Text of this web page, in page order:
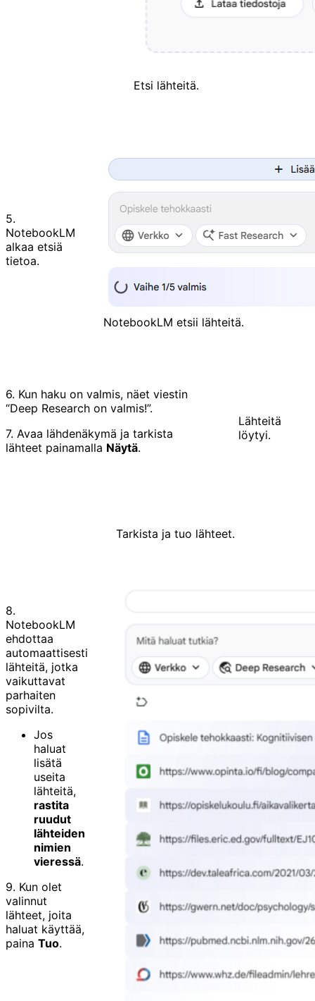
Etsi lähteitä.
5.
NotebookLM
alkaa etsiä
tietoa.
NotebookLM etsii lähteitä.
6. Kun haku on valmis, näet viestin
“Deep Research on valmis!”.
7. Avaa lähdenäkymä ja tarkista
lähteet painamalla Näytä.
Lähteitä
löytyi.
8.
NotebookLM
ehdottaa
automaattisesti
lähteitä, jotka
vaikuttavat
parhaiten
sopivilta.
Jos
haluat
lisätä
useita
lähteitä,
rastita
ruudut
lähteiden
nimien
vieressä.
9. Kun olet
valinnut
lähteet, joita
haluat käyttää,
paina Tuo.
Tarkista ja tuo lähteet.